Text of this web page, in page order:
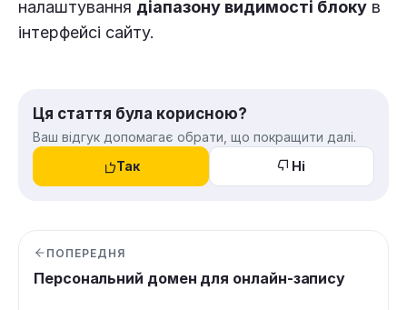
налаштування діапазону видимості блоку в
інтерфейсі сайту.
Ця стаття була корисною?
Ваш відгук допомагає обрати, що покращити далі.
Так
Ні
ПОПЕРЕДНЯ
Персональний домен для онлайн-запису